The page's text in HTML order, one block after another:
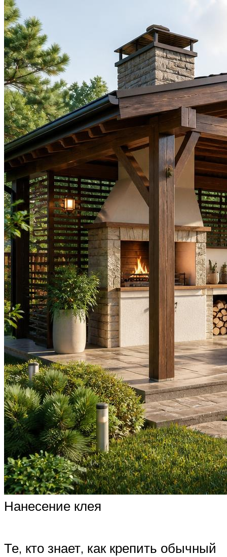
Нанесение клея
Те, кто знает, как крепить обычный